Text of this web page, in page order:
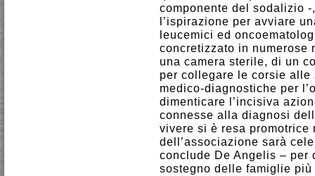
componente del sodalizio
l’ispirazione per avviare
leucemici ed
concretizzato in numerose
una camera sterile, di un
per collegare le corsie alle
medico-diagnostiche per
dimenticare l’incisiva
connesse alla diagnosi
vivere si è resa
dell’associazione sarà
conclude De Angelis –
sostegno delle famiglie